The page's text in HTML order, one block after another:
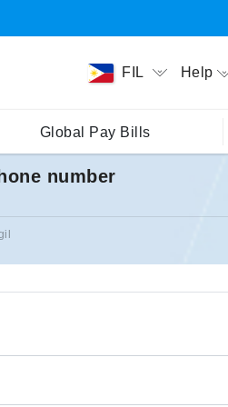
FIL Help
Global Pay Bills
number